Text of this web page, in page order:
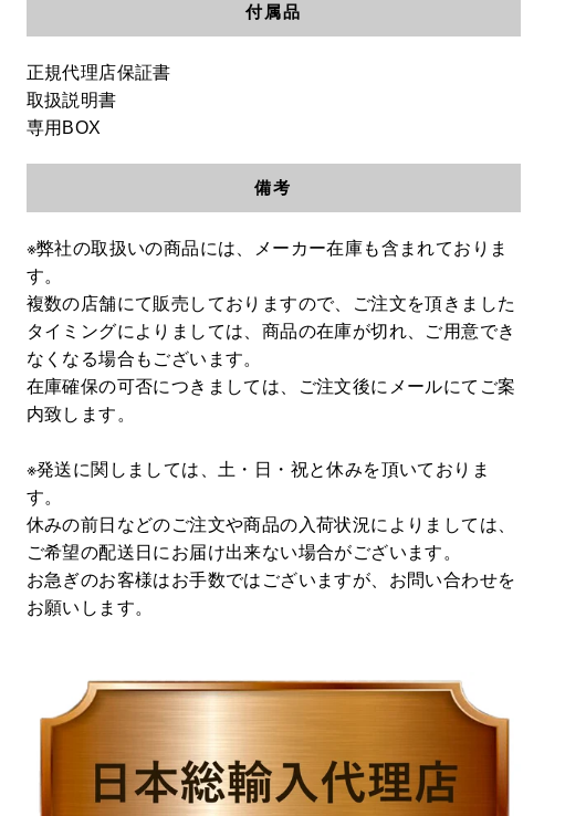
付属品
正規代理店保証書
取扱説明書
専用BOX
備考
※弊社の取扱いの商品には、メーカー在庫も含まれておりま
す。
複数の店舗にて販売しておりますので、ご注文を頂きました
タイミングによりましては、商品の在庫が切れ、ご用意でき
なくなる場合もございます。
在庫確保の可否につきましては、ご注文後にメールにてご案
内致します。
※発送に関しましては、土・日・祝と休みを頂いておりま
す。
休みの前日などのご注文や商品の入荷状況によりましては、
ご希望の配送日にお届け出来ない場合がございます。
お急ぎのお客様はお手数ではございますが、お問い合わせを
お願いします。